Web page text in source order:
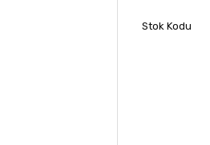
Stok Kodu